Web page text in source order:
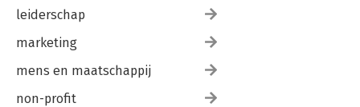
leiderschap
marketing
mens en maatschappij
non-profit